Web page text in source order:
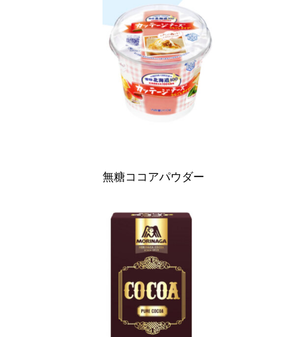
無糖ココアパウダー